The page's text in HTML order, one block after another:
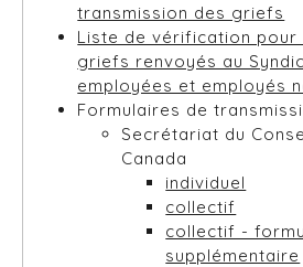
transmission des griefs
Liste de vérification pour
griefs renvoyés au
employées et employés
Formulaires de
Secrétariat du
Canada
individuel
collectif
collectif -
supplémentaire